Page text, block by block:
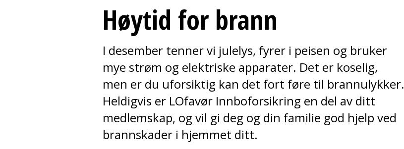
Høytid for brann
I desember tenner vi julelys, fyrer i peisen og bruker
mye strøm og elektriske apparater. Det er koselig,
men er du uforsiktig kan det fort føre til brannulykker.
Heldigvis er LOfavør Innboforsikring en del av ditt
medlemskap, og vil gi deg og din familie god hjelp ved
brannskader i hjemmet ditt.